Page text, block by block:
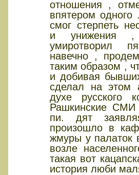
отношения ,
впятером
смог стерпеть
и унижения ,
умиротворил
навечно ,
таким образом ,
и добивая
сделал на этом
духе русского
Рашкинские СМИ
пи. дят
произошло в
жмуры у палаток
возле
такая вот
история люби